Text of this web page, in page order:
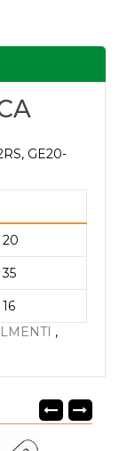
GE20-
20
35
16
,